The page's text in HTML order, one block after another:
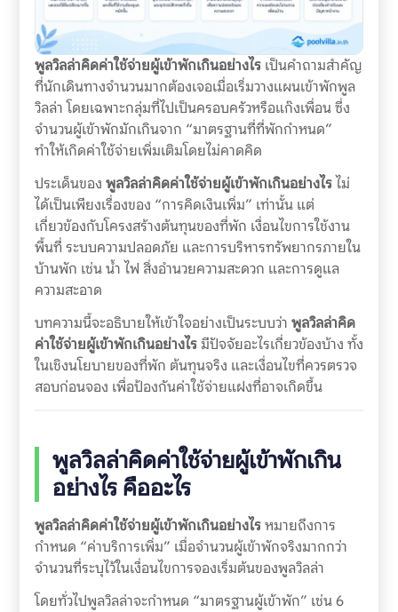
พูลวิลล่าคิดค่าใช้จ่ายผู้เข้าพักเกินอย่างไรเป็นคำถามสำคัญ
ที่นักเดินทางจำนวนมากต้องเจอเมื่อเริ่มวางแผนเข้าพักพูล
วิลล่า โดยเฉพาะกลุ่มที่ไปเป็นครอบครัวหรือแก๊งเพื่อน ซึ่ง
จำนวนผู้เข้าพักมักเกินจาก “มาตรฐานที่ที่พักกำหนด”
ทำให้เกิดค่าใช้จ่ายเพิ่มเติมโดยไม่คาดคิด
ประเด็นของ พูลวิลล่าคิดค่าใช้จ่ายผู้เข้าพักเกินอย่างไรไม่
ได้เป็นเพียงเรื่องของ “การคิดเงินเพิ่ม” เท่านั้น แต่
เกี่ยวข้องกับโครงสร้างต้นทุนของที่พัก เงื่อนไขการใช้งาน
พื้นที่ ระบบความปลอดภัย และการบริหารทรัพยากรภายใน
บ้านพัก เช่น น้ำ ไฟ สิ่งอำนวยความสะดวก และการดูแล
ความสะอาด
บทความนี้จะอธิบายให้เข้าใจอย่างเป็นระบบว่า พูลวิลล่าคิด
ค่าใช้จ่ายผู้เข้าพักเกินอย่างไรมีปัจจัยอะไรเกี่ยวข้องบ้าง ทั้ง
ในเชิงนโยบายของที่พัก ต้นทุนจริง และเงื่อนไขที่ควรตรวจ
สอบก่อนจอง เพื่อป้องกันค่าใช้จ่ายแฝงที่อาจเกิดขึ้น
พูลวิลล่าคิดค่าใช้จ่ายผู้เข้าพักเกิน
อย่างไร คืออะไร
พูลวิลล่าคิดค่าใช้จ่ายผู้เข้าพักเกินอย่างไรหมายถึงการ
กำหนด “ค่าบริการเพิ่ม” เมื่อจำนวนผู้เข้าพักจริงมากกว่า
จำนวนที่ระบุไว้ในเงื่อนไขการจองเริ่มต้นของพูลวิลล่า
โดยทั่วไปพูลวิลล่าจะกำหนด “มาตรฐานผู้เข้าพัก” เช่น 6